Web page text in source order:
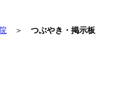
＞ つぶやき・掲示板